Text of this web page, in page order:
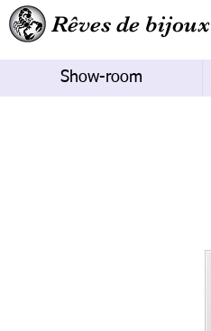
Rêves de bijoux
Show-room